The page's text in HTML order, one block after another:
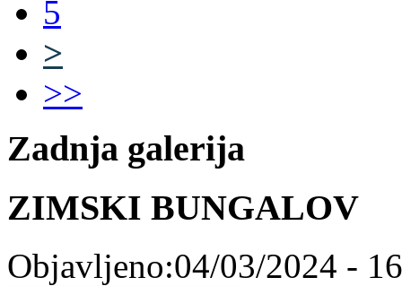
5
>
>>
Zadnja galerija
ZIMSKI BUNGALOV
Objavljeno:04/03/2024 -